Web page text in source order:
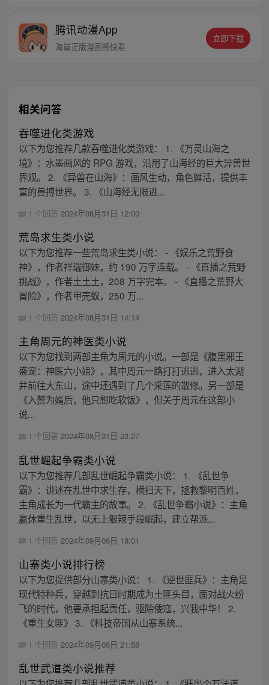
腾讯动漫App
海量正版漫画畅快看
立即下载
相关问答
吞噬进化类游戏
以下为您推荐几款吞噬进化类游戏： 1. 《万灵山海之
境》：水墨画风的 RPG 游戏，沿用了山海经的巨大异兽世
界观。 2. 《异兽在山海》：画风生动，角色鲜活，提供丰
富的兽搏世界。 3. 《山海经无限进...
1 个回答 2024年08月31日 12:00
荒岛求生类小说
以下为您推荐一些荒岛求生类小说： - 《娱乐之荒野食
神》，作者祥瑞御妹，约 190 万字连载。 - 《直播之荒野
挑战》，作者土土土，208 万字完本。 - 《直播之荒野大
冒险》，作者甲壳蚁，250 万...
1 个回答 2024年08月31日 14:14
主角周元的神医类小说
以下为您找到两部主角为周元的小说。一部是《腹黑邪王
盛宠：神医六小姐》，其中周元一路打打逃逃，进入太湖
并前往大东山，途中还遇到了几个采莲的散修。另一部是
《入赘为婿后，他只想吃软饭》，但关于周元在这部小
说...
1 个回答 2024年08月31日 23:27
乱世崛起争霸类小说
以下为您推荐几部乱世崛起争霸类小说： 1. 《乱世争
霸》：讲述在乱世中求生存，横扫天下，拯救黎明百姓，
主角成长为一代霸主的故事。 2. 《乱世争霸小说》：主角
嬴休重生乱世，以无上狠辣手段崛起，建立帮派...
1 个回答 2024年09月06日 18:01
山寨类小说排行榜
以下为您提供部分山寨类小说： 1. 《逆世匪兵》：主角是
现代特种兵，穿越到抗日时期成为土匪头目，面对战火纷
飞的时代，他要承担起责任，驱除倭寇，兴我中华！ 2.
《重生女匪》 3. 《科技帝国从山寨系统...
1 个回答 2024年09月08日 21:58
乱世武道类小说推荐